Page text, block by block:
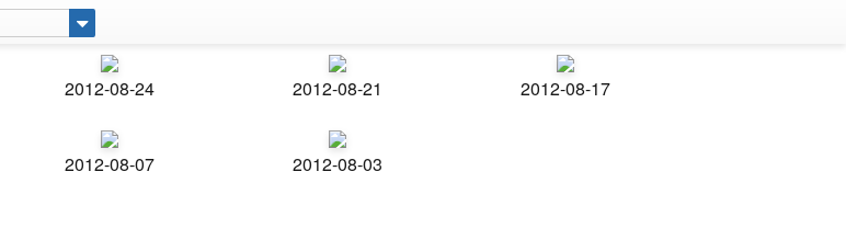
2012-08-24 2012-08-21 2012-08-17
2012-08-07 2012-08-03